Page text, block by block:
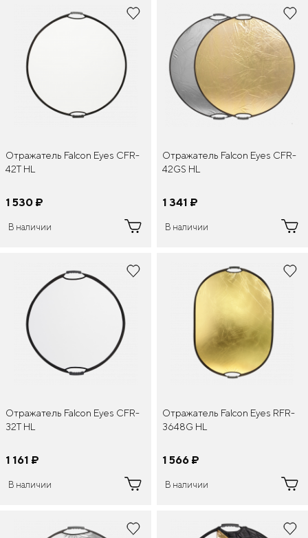
Отражатель Falcon Eyes CFR-
42T HL
1 530 ¤
В наличии
Отражатель Falcon Eyes CFR-
42GS HL
1 341 ¤
В наличии
Отражатель Falcon Eyes CFR-
32T HL
1 161 ¤
В наличии
Отражатель Falcon Eyes RFR-
3648G HL
1 566 ¤
В наличии